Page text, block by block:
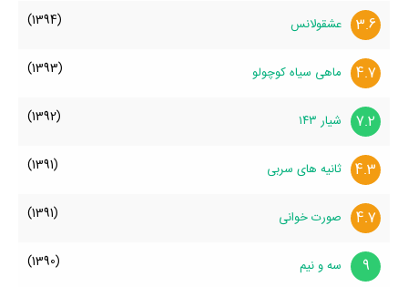
3.6 عشقولانس (1394)
4.7 ماهی سیاه کوچولو (1393)
7.2 شیار ۱۴۳ (1392)
4.3 ثانیه های سربی (1391)
4.7 صورت خوانی (1391)
9 سه و نیم (1390)